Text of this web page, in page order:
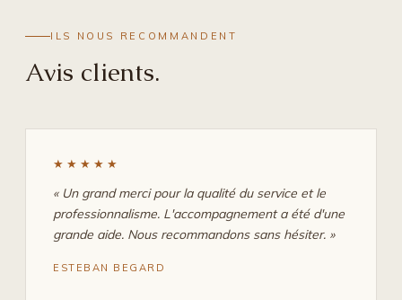
ILS NOUS RECOMMANDENT
Avis clients.
★★★★★
« Un grand merci pour la qualité du service et le
professionnalisme. L'accompagnement a été d'une
grande aide. Nous recommandons sans hésiter. »
ESTEBAN BEGARD